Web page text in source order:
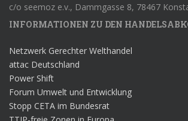
c/o seemoz e.v., Dammgasse 8, 78467
INFORMATIONEN ZU DEN
Netzwerk Gerechter Welthandel
attac Deutschland
Power Shift
Forum Umwelt und Entwicklung
Stopp CETA im Bundesrat